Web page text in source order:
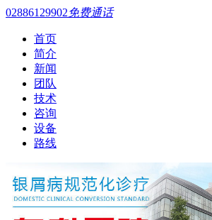
02886129902免费通话
首页
简介
新闻
团队
技术
咨询
设备
路线